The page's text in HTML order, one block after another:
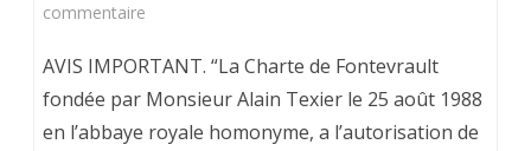
commentaire
Chiren,
Maître
AVIS IMPORTANT. “La Charte de Fontevrault
fondée par Monsieur Alain Texier le 25 août 1988
en l’abbaye royale homonyme, a l’autorisation de